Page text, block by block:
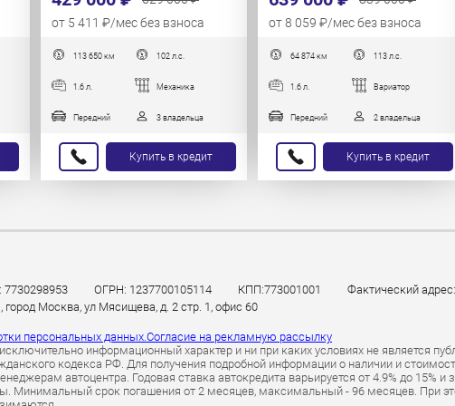
от 5 411 ₽/мес без взноса
113 650 км 102 л.с.
1.6 л. Механика
Передний 3 владельца
Купить в кредит
от 8 059 ₽/мес без взноса
64 874 км 113 л.с.
1.6 л. Вариатор
Передний 2 владельца
Купить в кредит
ОГРН: 1237700105114 КПП:773001001
Фактический
Москва, ул Мясищева, д. 2 стр. 1, офис 60
персональных данных.Согласие на рекламную рассылку
информационный характер и ни при каких условиях не является
кодекса РФ. Для получения подробной информации о наличии и
автоцентра. Годовая ставка автокредита варьируется от 4.9% до 15% и
Минимальный срок погашения от 2 месяцев, максимальный - 96 месяцев. При